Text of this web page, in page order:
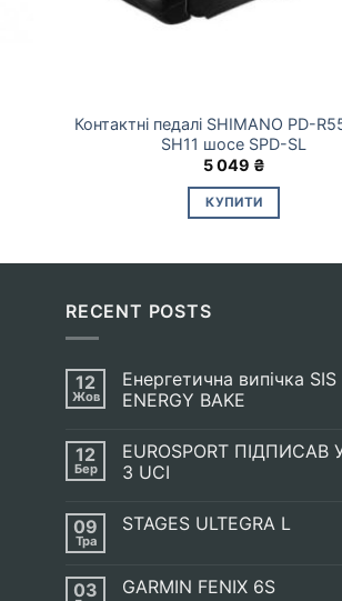
Контактні педалі SHIMANO PD-
SH11 шосе SPD-SL
5 049 ₴
КУПИТИ
RECENT POSTS
12
Жов
Енергетична випічка SIS
ENERGY BAKE
до
Енергетична
випічка
ENERGY
12
Бер
EUROSPORT ПІДПИСАВ
З UCI
до
З
UCI
09
Тра
STAGES ULTEGRA L
STAGES
03 GARMIN FENIX 6S